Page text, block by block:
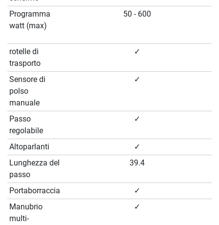
Programma
watt (max)
50 - 600
rotelle di
trasporto
✓
Sensore di
polso
manuale
✓
Passo
regolabile
✓
Altoparlanti
✓
Lunghezza del
passo
39.4
Portaborraccia
✓
Manubrio
multi-
✓